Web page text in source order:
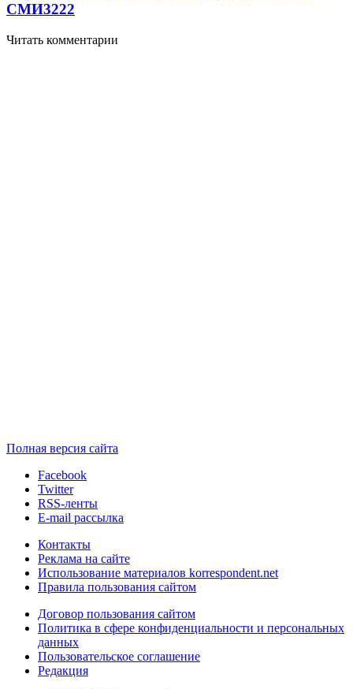
СМИ3222
Читать комментарии
Полная версия сайта
Facebook
Twitter
RSS-ленты
E-mail рассылка
Контакты
Реклама на сайте
Использование материалов korrespondent.net
Правила пользования сайтом
Договор пользования сайтом
Политика в сфере конфиденциальности и персональных
данных
Пользовательское соглашение
Редакция